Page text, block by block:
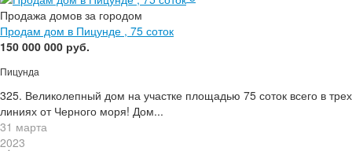
Продажа домов за городом
Продам дом в Пицунде , 75 соток
150 000 000 руб.
Пицунда
325. Великолепный дом на участке площадью 75 соток всего в трех
линиях от Черного моря! Дом...
31 марта
2023